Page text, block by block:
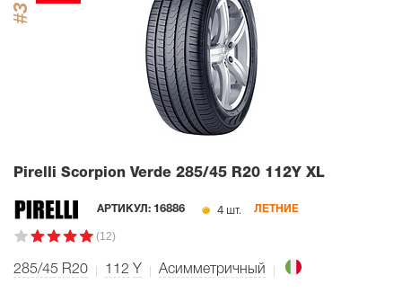
#3
Pirelli Scorpion Verde 285/45 R20 112Y XL
АРТИКУЛ: 16886 4 шт. ЛЕТНИЕ
(12)
285/45 R20 112 Y Асимметричный